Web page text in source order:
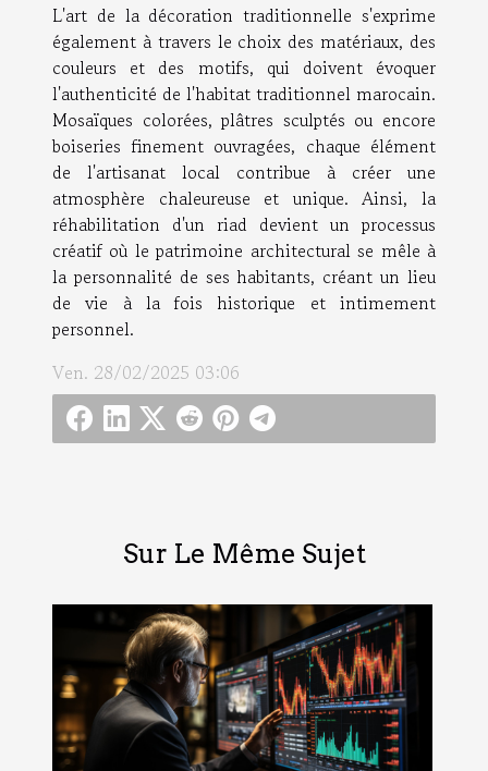
L'art de la décoration traditionnelle s'exprime
également à travers le choix des matériaux, des
couleurs et des motifs, qui doivent évoquer
l'authenticité de l'habitat traditionnel marocain.
Mosaïques colorées, plâtres sculptés ou encore
boiseries finement ouvragées, chaque élément
de l'artisanat local contribue à créer une
atmosphère chaleureuse et unique. Ainsi, la
réhabilitation d'un riad devient un processus
créatif où le patrimoine architectural se mêle à
la personnalité de ses habitants, créant un lieu
de vie à la fois historique et intimement
personnel.
Ven. 28/02/2025 03:06
Sur Le Même Sujet